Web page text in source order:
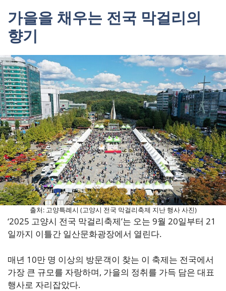
가을을 채우는 전국 막걸리의
향기
출처: 고양특례시 (고양시 전국 막걸리축제 지난 행사 사진)
‘2025 고양시 전국 막걸리축제’는 오는 9월 20일부터 21
일까지 이틀간 일산문화광장에서 열린다.
매년 10만 명 이상의 방문객이 찾는 이 축제는 전국에서
가장 큰 규모를 자랑하며, 가을의 정취를 가득 담은 대표
행사로 자리잡았다.